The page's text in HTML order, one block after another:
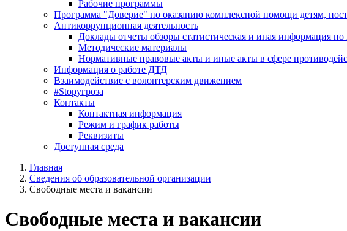
Рабочие программы
Программа "Доверие" по оказанию комплексной помощи детям,
Антикоррупционная деятельность
Доклады отчеты обзоры статистическая и иная информация
Методические материалы
Нормативные правовые акты и иные акты в сфере
Информация о работе ДТД
Взаимодействие с волонтерским движением
#Stopугроза
Контакты
Контактная информация
Режим и график работы
Реквизиты
Доступная среда
Главная
Сведения об образовательной организации
Свободные места и вакансии
Свободные места и вакансии